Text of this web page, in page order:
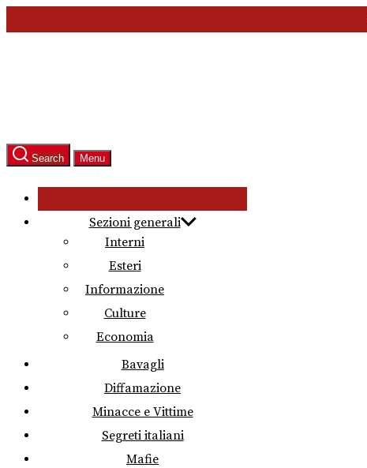
to
Search Menu
Sezioni generali
Interni
Esteri
Informazione
Culture
Economia
Bavagli
Diffamazione
Minacce e Vittime
Segreti italiani
Mafie